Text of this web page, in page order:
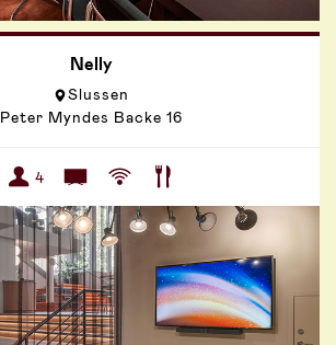
Nelly
Slussen
Peter Myndes Backe 16
4